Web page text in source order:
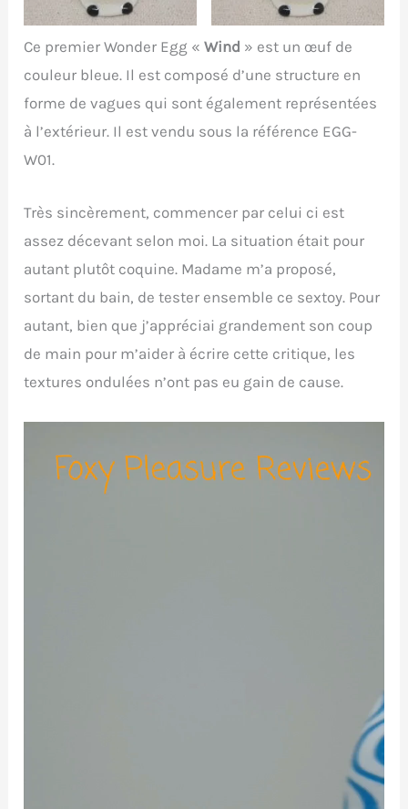
Ce premier Wonder Egg «Wind » est un œuf de
couleur bleue. Il est composé d’une structure en
forme de vagues qui sont également représentées
à l’extérieur. Il est vendu sous la référence EGG-
W01.
Très sincèrement, commencer par celui ci est
assez décevant selon moi. La situation était pour
autant plutôt coquine. Madame m’a proposé,
sortant du bain, de tester ensemble ce sextoy. Pour
autant, bien que j’appréciai grandement son coup
de main pour m’aider à écrire cette critique, les
textures ondulées n’ont pas eu gain de cause.